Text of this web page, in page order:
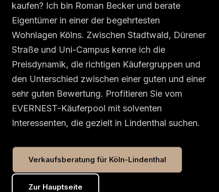
kaufen? Ich bin Roman Becker und berate
Eigentümer in einer der begehrtesten
Wohnlagen Kölns. Zwischen Stadtwald, Dürener
Straße und Uni-Campus kenne ich die
Preisdynamik, die richtigen Käufergruppen und
den Unterschied zwischen einer guten und einer
sehr guten Bewertung. Profitieren Sie vom
EVERNEST-Käuferpool mit solventen
Interessenten, die gezielt in Lindenthal suchen.
Verkaufsberatung für Köln-Lindenthal
Zur Hauptseite